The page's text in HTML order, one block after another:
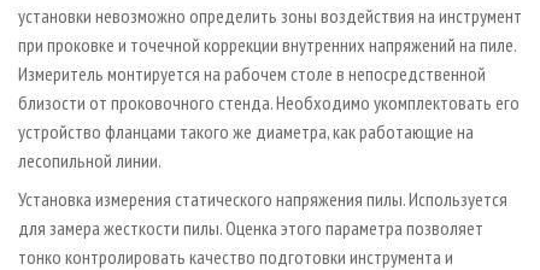
установки невозможно определить зоны воздействия на инструмент
при проковке и точечной коррекции внутренних напряжений на пиле.
Измеритель монтируется на рабочем столе в непосредственной
близости от проковочного стенда. Необходимо укомплектовать его
устройство фланцами такого же диаметра, как работающие на
лесопильной линии.
Установка измерения статического напряжения пилы. Используется
для замера жесткости пилы. Оценка этого параметра позволяет
тонко контролировать качество подготовки инструмента и